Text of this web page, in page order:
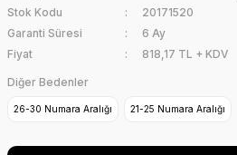
Stok Kodu
20171520
Garanti Süresi
6 Ay
Fiyat
818,17 TL + KDV
Diğer Bedenler
26-30 Numara Aralığı 21-25 Numara Aralığı